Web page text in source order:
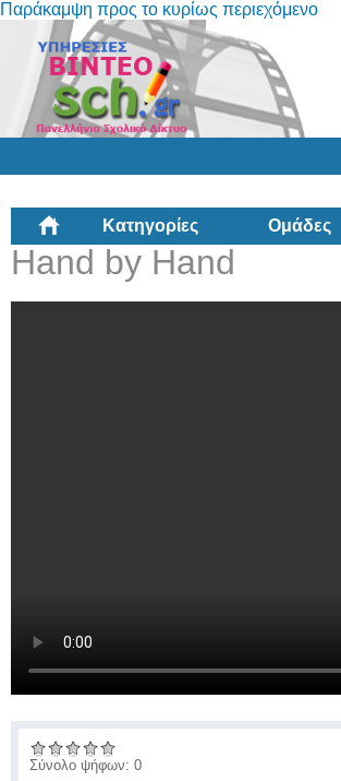
Παράκαμψη προς το κυρίως περιεχόμενο
Κατηγορίες Ομάδες
Hand by Hand
Σύνολο ψήφων: 0